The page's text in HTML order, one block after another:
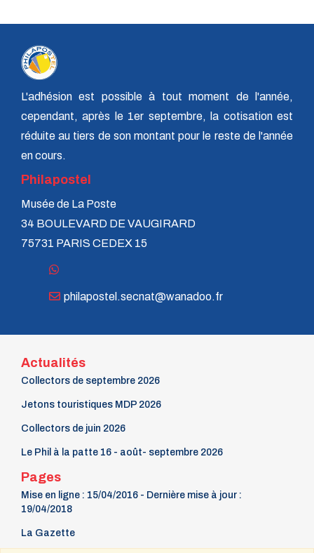
L'adhésion est possible à tout moment de l'année,
cependant, après le 1er septembre, la cotisation est
réduite au tiers de son montant pour le reste de l'année
en cours.
Philapostel
Musée de La Poste
34 BOULEVARD DE VAUGIRARD
75731 PARIS CEDEX 15
philapostel.secnat@wanadoo.fr
Actualités
Collectors de septembre 2026
Jetons touristiques MDP 2026
Collectors de juin 2026
Le Phil à la patte 16 - août- septembre 2026
Pages
Mise en ligne : 15/04/2016 - Dernière mise à jour :
19/04/2018
La Gazette